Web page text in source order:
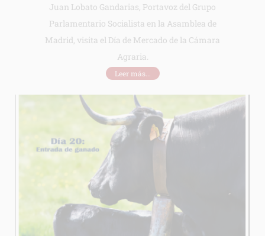
Juan Lobato Gandarias, Portavoz del Grupo
Parlamentario Socialista en la Asamblea de
Madrid, visita el Día de Mercado de la Cámara
Agraria.
Leer más...